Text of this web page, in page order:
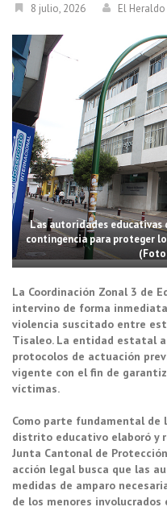
8 julio, 2026 El Heraldo
Las autoridades educativas
contingencia para proteger
La Coordinación Zonal 3 de
intervino de forma
violencia suscitado entre
Tisaleo. La entidad estatal
protocolos de actuación
vigente con el fin de
víctimas.
Como parte fundamental
distrito educativo elaboró y
Junta Cantonal de
acción legal busca que las
medidas de amparo
de los menores involucrados